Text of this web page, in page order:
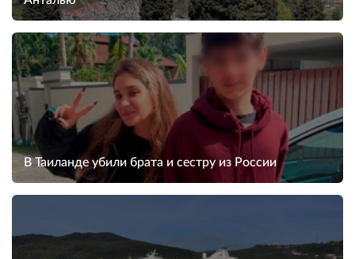
В Таиланде убили брата и сестру из России